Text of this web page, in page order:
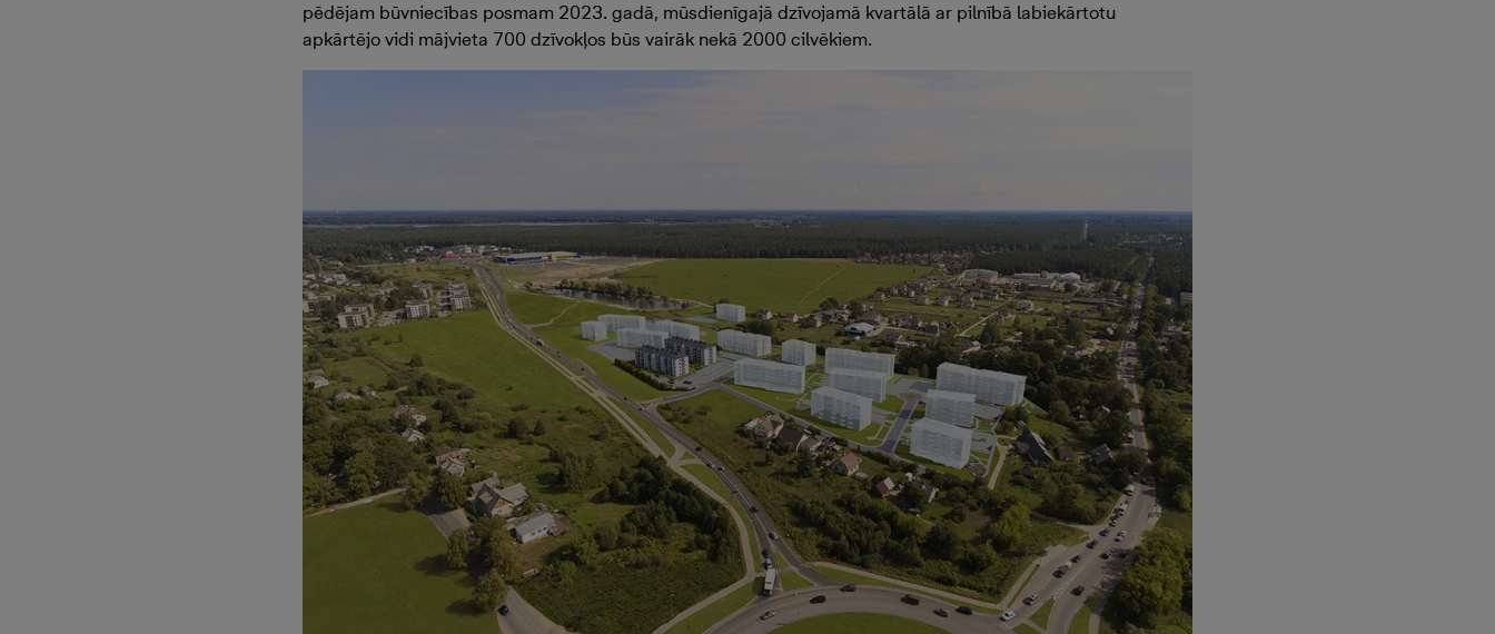
pēdējam būvniecības posmam 2023. gadā, mūsdienīgajā dzīvojamā kvartālā ar pilnībā labiekārtotu
apkārtējo vidi mājvieta 700 dzīvokļos būs vairāk nekā 2000 cilvēkiem.